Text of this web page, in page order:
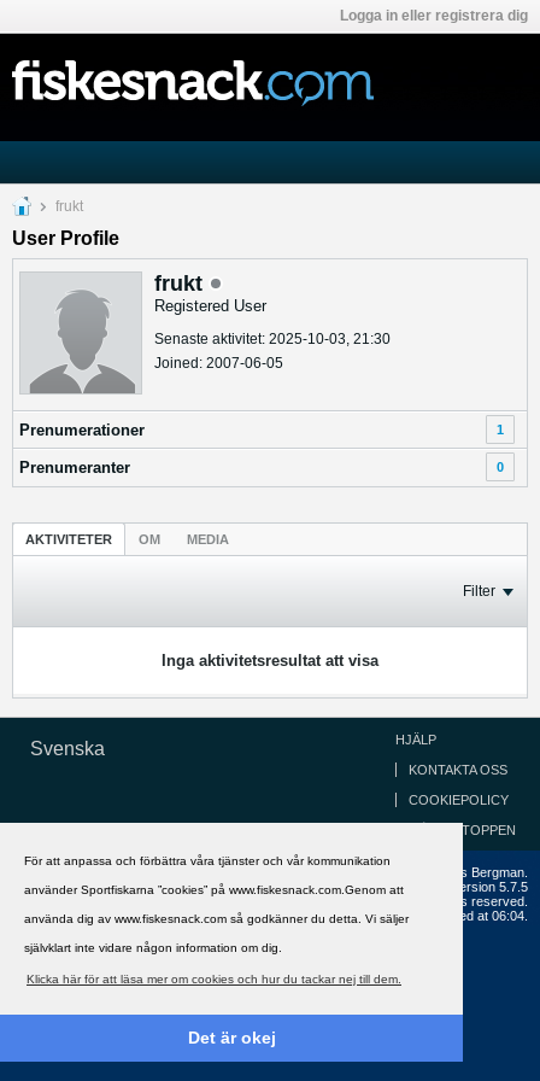
För att anpassa och förbättra våra tjänster och vår kommunikation
använder Sportfiskarna ”cookies” på www.fiskesnack.com.Genom att
använda dig av www.fiskesnack.com så godkänner du detta. Vi säljer
självklart inte vidare någon information om dig.
Klicka här för att läsa mer om cookies och hur du tackar nej till dem.
Det är okej
Logga in eller registrera dig
frukt
User Profile
frukt
Registered User
Senaste aktivitet: 2025-10-03, 21:30
Joined: 2007-06-05
Prenumerationer 1
Prenumeranter 0
AKTIVITETER OM MEDIA
Filter
Inga aktivitetsresultat att visa
Svenska HJÄLP
KONTAKTA OSS
COOKIEPOLICY
GÅ TILL TOPPEN
Copyright ©2002 - 2021, FiskeSnack.com. Grundad 2002 av Anders Bergman.
Powered byvBulletin®
Version 5.7.5
Copyright © 2026 MH Sub I, LLC dba vBulletin. All rights reserved.
All times are GMT+1. This page was generated at 06:04.